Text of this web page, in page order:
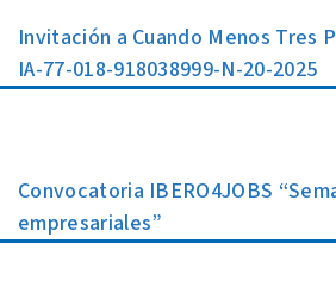
Invitación a Cuando Menos Tres
IA-77-018-918038999-N-20-2025
Convocatoria IBERO4JOBS
empresariales”